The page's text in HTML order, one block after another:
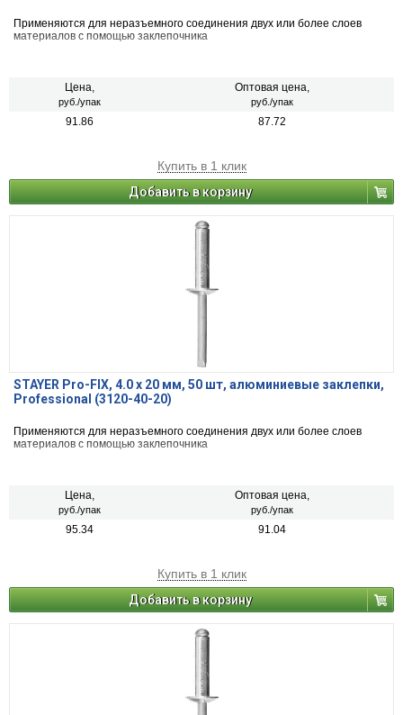
Применяются для неразъемного соединения двух или более слоев
материалов с помощью заклепочника
Цена,
руб./упак
Оптовая цена,
руб./упак
91.86 87.72
Купить в 1 клик
Добавить в корзину
STAYER Pro-FIX, 4.0 х 20 мм, 50 шт, алюминиевые заклепки,
Professional (3120-40-20)
Применяются для неразъемного соединения двух или более слоев
материалов с помощью заклепочника
Цена,
руб./упак
Оптовая цена,
руб./упак
95.34 91.04
Купить в 1 клик
Добавить в корзину